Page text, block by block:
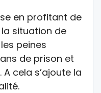
en profitant de
la situation de
peines
de prison et
A cela s’ajoute la